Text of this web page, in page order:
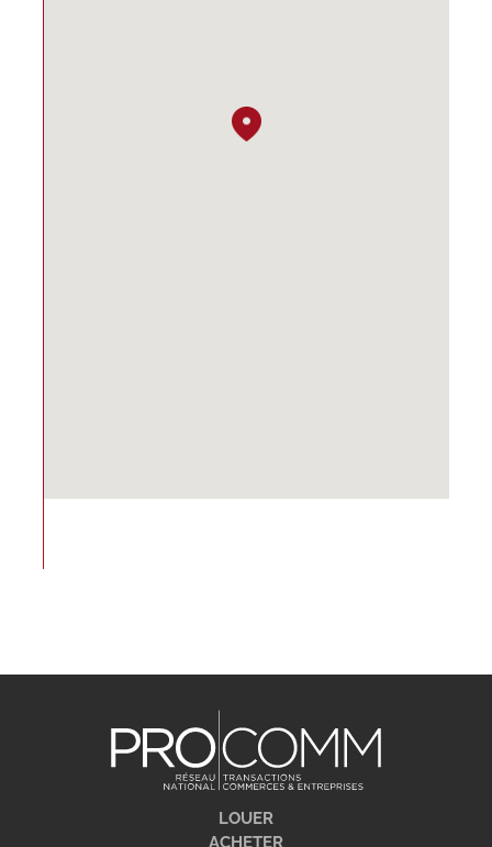
LOUER
ACHETER